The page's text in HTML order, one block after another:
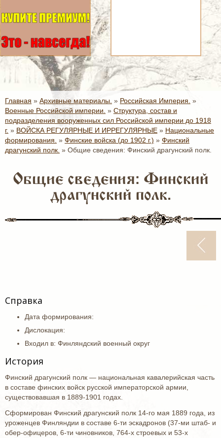
Главная » Архивные материалы. » Российская Империя. »
Военные Российской империи. » Структура, состав и
подразделения вооруженных сил Российской империи до 1918
г. » ВОЙСКА РЕГУЛЯРНЫЕ И ИРРЕГУЛЯРНЫЕ » Национальные
формирования. » Финские войска (до 1902 г.) » Финский
драгунский полк. » Общие сведения: Финский драгунский полк.
Общие сведения: Финский
драгунский полк.
Справка
Дата формирования:
Дислокация:
Входил в: Финляндский военный округ
История
Финский драгунский полк — национальная кавалерийская часть
в составе финских войск русской императорской армии,
существовавшая в 1889-1901 годах.
Сформирован Финский драгунский полк 14-го мая 1889 года, из
уроженцев Финляндии в составе 6-ти эскадронов (37-ми штаб- и
обер-офицеров, 6-ти чиновников, 764-х строевых и 53-х